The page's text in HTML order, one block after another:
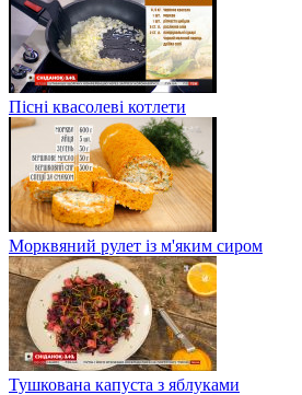
Пісні квасолеві котлети
Морквяний рулет із м'яким сиром
Тушкована капуста з яблуками